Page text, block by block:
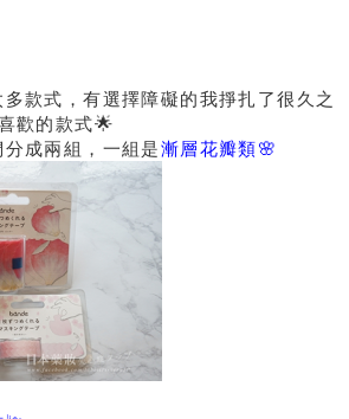
款式，有選擇障礙的我掙扎了很久之
歡的款式🌟
成兩組，一組是漸層花瓣類🌸